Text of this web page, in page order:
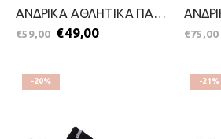
ΑΝΔΡΙΚΑ ΑΘΛΗΤΙΚΑ ΠΑΠΟΥΤΣΙΑ-CANGURO-2299-0391-ΓΚΡΙ
€59,00 €49,00 €75,00
-20% -21%